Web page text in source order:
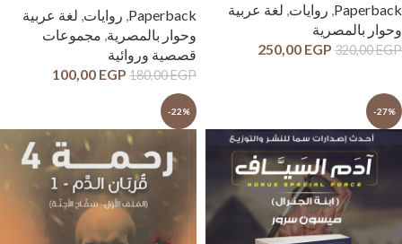
Paperback
, روايات, لغة عربية
وحوار بالمصرية
320,00EGP
250,00 EGP
Paperback
, روايات, لغة عربية
وحوار بالمصرية, مجموعات
قصصية وروائية
180,00EGP
100,00 EGP
-27%
-22%